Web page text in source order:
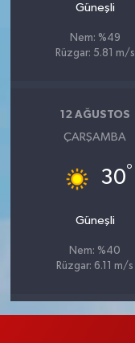
Güneşli
Nem: %49
Rüzgar: 5.81 m/s
12 AĞUSTOS
ÇARŞAMBA
30°
Güneşli
Nem: %40
Rüzgar: 6.11 m/s